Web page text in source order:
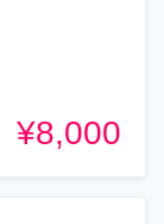
¥8,000